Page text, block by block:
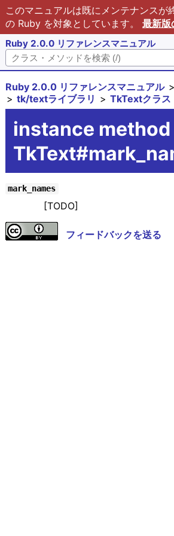
このマニュアルは既にメンテナンスが
の Ruby を対象としています。 最新版
Ruby 2.0.0 リファレンスマニュアル
Ruby 2.0.0 リファレンスマニュアル
tk/textライブラリ
TkTextクラス
instance method
mark_names
[TODO]
フィードバックを送る